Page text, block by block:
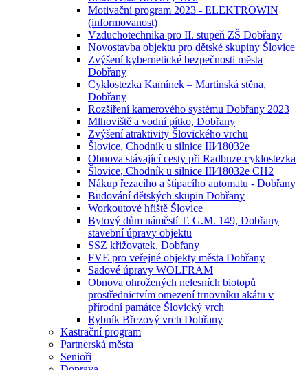
Motivační program 2023 - ELEKTROWIN
(informovanost)
Vzduchotechnika pro II. stupeň ZŠ Dobřany
Novostavba objektu pro dětské skupiny Šlovice
Zvýšení kybernetické bezpečnosti města
Dobřany
Cyklostezka Kamínek – Martinská stěna,
Dobřany
Rozšíření kamerového systému Dobřany 2023
Mlhoviště a vodní pítko, Dobřany
Zvýšení atraktivity Šlovického vrchu
Šlovice, Chodník u silnice III⁄18032e
Obnova stávající cesty při Radbuze-cyklostezka
Šlovice, Chodník u silnice III⁄18032e CH2
Nákup řezacího a štípacího automatu - Dobřany
Budování dětských skupin Dobřany
Workoutové hřiště Šlovice
Bytový dům náměstí T. G.M. 149, Dobřany
stavební úpravy objektu
SSZ křižovatek, Dobřany
FVE pro veřejné objekty města Dobřany
Sadové úpravy WOLFRAM
Obnova ohrožených nelesních biotopů
prostřednictvím omezení trnovníku akátu v
přírodní památce Šlovický vrch
Rybník Březový vrch Dobřany
Kastrační program
Partnerská města
Senioři